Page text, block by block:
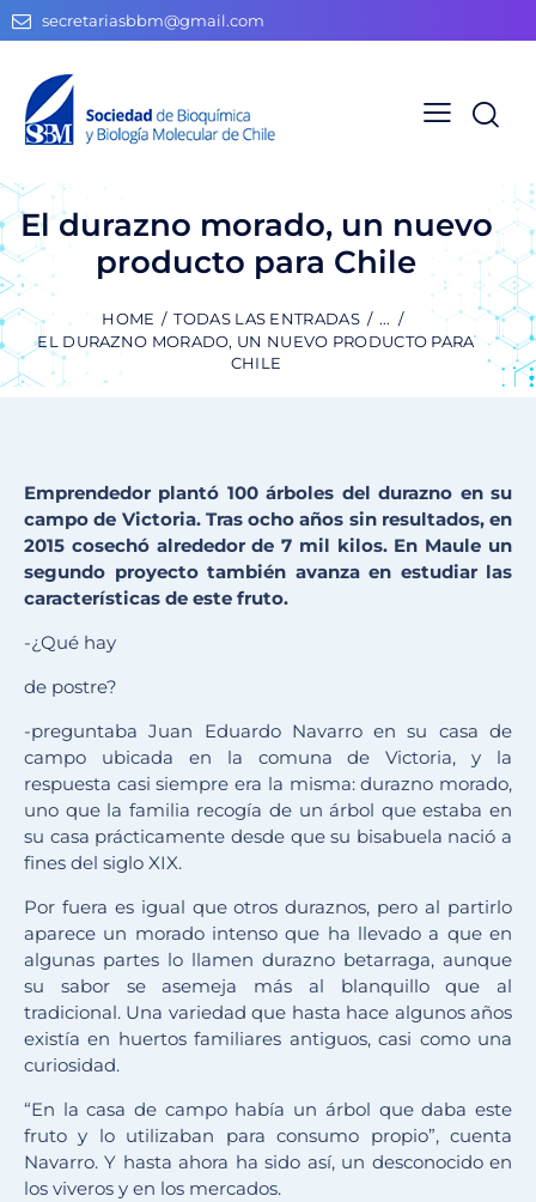
secretariasbbm@gmail.com
El durazno morado, un nuevo
producto para Chile
HOME TODAS LAS ENTRADAS
...
EL DURAZNO MORADO, UN NUEVO PRODUCTO PARA
CHILE
Emprendedor plantó 100 árboles del durazno en su
campo de Victoria. Tras ocho años sin resultados, en
2015 cosechó alrededor de 7 mil kilos. En Maule un
segundo proyecto también avanza en estudiar las
características de este fruto.
-¿Qué hay
de postre?
-preguntaba Juan Eduardo Navarro en su casa de
campo ubicada en la comuna de Victoria, y la
respuesta casi siempre era la misma: durazno morado,
uno que la familia recogía de un árbol que estaba en
su casa prácticamente desde que su bisabuela nació a
fines del siglo XIX.
Por fuera es igual que otros duraznos, pero al partirlo
aparece un morado intenso que ha llevado a que en
algunas partes lo llamen durazno betarraga, aunque
su sabor se asemeja más al blanquillo que al
tradicional. Una variedad que hasta hace algunos años
existía en huertos familiares antiguos, casi como una
curiosidad.
“En la casa de campo había un árbol que daba este
fruto y lo utilizaban para consumo propio”, cuenta
Navarro. Y hasta ahora ha sido así, un desconocido en
los viveros y en los mercados.